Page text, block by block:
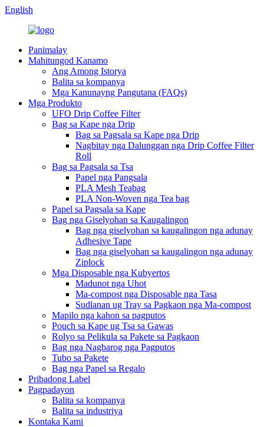
English
Panimalay
Mahitungod Kanamo
Ang Among Istorya
Balita sa kompanya
Mga Kanunayng Pangutana (FAQs)
Mga Produkto
UFO Drip Coffee Filter
Bag sa Kape nga Drip
Bag sa Pagsala sa Kape nga Drip
Nagbitay nga Dalunggan nga Drip Coffee Filter
Roll
Bag sa Pagsala sa Tsa
Papel nga Pangsala
PLA Mesh Teabag
PLA Non-Woven nga Tea bag
Papel sa Pagsala sa Kape
Bag nga Giselyohan sa Kaugalingon
Bag nga giselyohan sa kaugalingon nga adunay
Adhesive Tape
Bag nga giselyohan sa kaugalingon nga adunay
Ziplock
Mga Disposable nga Kubyertos
Madunot nga Uhot
Ma-compost nga Disposable nga Tasa
Sudlanan ug Tray sa Pagkaon nga Ma-compost
Mapilo nga kahon sa pagputos
Pouch sa Kape ug Tsa sa Gawas
Rolyo sa Pelikula sa Pakete sa Pagkaon
Bag nga Nagbarog nga Pagputos
Tubo sa Pakete
Bag nga Papel sa Regalo
Pribadong Label
Pagpadayon
Balita sa kompanya
Balita sa industriya
Kontaka Kami